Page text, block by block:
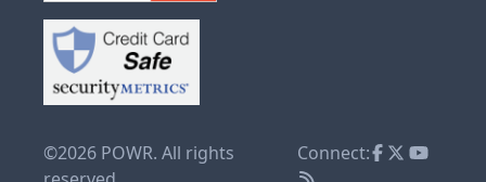
©2026 POWR. All rights
Connect: